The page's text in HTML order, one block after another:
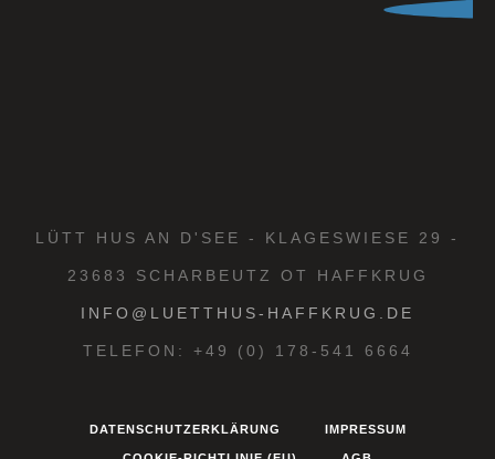
LÜTT HUS AN D'SEE - KLAGESWIESE 29 -
23683 SCHARBEUTZ OT HAFFKRUG
INFO@LUETTHUS-HAFFKRUG.DE
TELEFON: +49 (0) 178-541 6664
DATENSCHUTZERKLÄRUNG IMPRESSUM